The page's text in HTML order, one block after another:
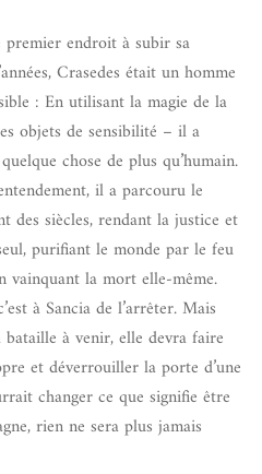
premier endroit à subir sa
Crasedes était un homme
: En utilisant la magie de la
objets de sensibilité – il a
chose de plus qu’humain.
il a parcouru le
des siècles, rendant la justice et
purifiant le monde par le feu
vainquant la mort elle-même.
à Sancia de l’arrêter. Mais
à venir, elle devra faire
et déverrouiller la porte d’une
changer ce que signifie être
rien ne sera plus jamais